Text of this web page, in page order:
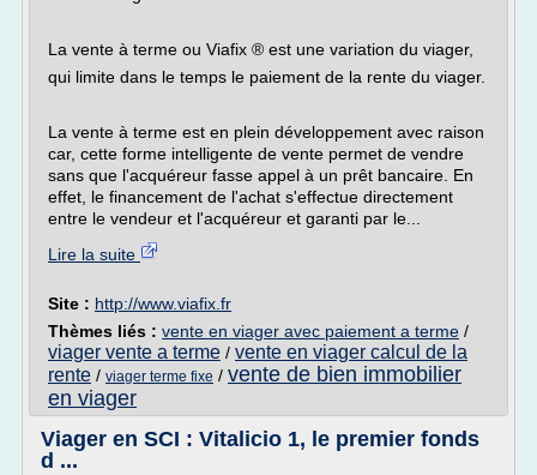
La vente à terme ou Viafix ® est une variation du viager,
qui limite dans le temps le paiement de la rente du viager.
La vente à terme est en plein développement avec raison
car, cette forme intelligente de vente permet de vendre
sans que l'acquéreur fasse appel à un prêt bancaire. En
effet, le financement de l'achat s'effectue directement
entre le vendeur et l'acquéreur et garanti par le...
Lire la suite
Site : http://www.viafix.fr
Thèmes liés : vente en viager avec paiement a terme /
viager vente a terme / vente en viager calcul de la
rente / viager terme fixe / vente de bien immobilier
en viager
Viager en SCI : Vitalicio 1, le premier fonds
d ...